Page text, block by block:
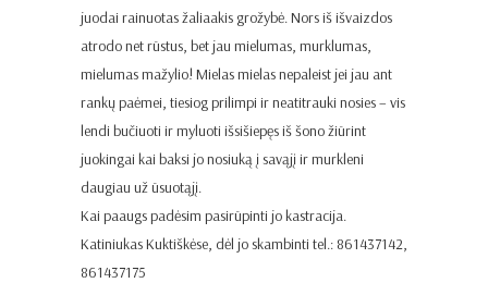
juodai rainuotas žaliaakis grožybė. Nors iš išvaizdos
atrodo net rūstus, bet jau mielumas, murklumas,
mielumas mažylio! Mielas mielas nepaleist jei jau ant
rankų paėmei, tiesiog prilimpi ir neatitrauki nosies – vis
lendi bučiuoti ir myluoti išsišiepęs iš šono žiūrint
juokingai kai baksi jo nosiuką į savąjį ir murkleni
daugiau už ūsuotąjį.
Kai paaugs padėsim pasirūpinti jo kastracija.
Katiniukas Kuktiškėse, dėl jo skambinti tel.: 861437142,
861437175